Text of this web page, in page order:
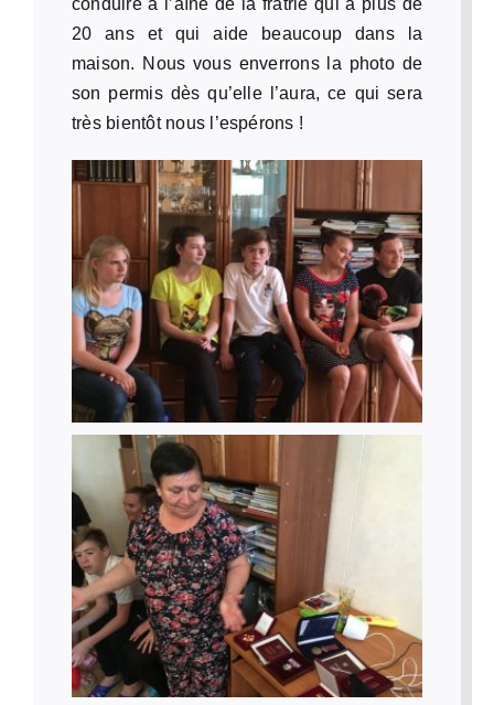
conduire à l’aîné de la fratrie qui a plus de
20 ans et qui aide beaucoup dans la
maison. Nous vous enverrons la photo de
son permis dès qu’elle l’aura, ce qui sera
très bientôt nous l’espérons !